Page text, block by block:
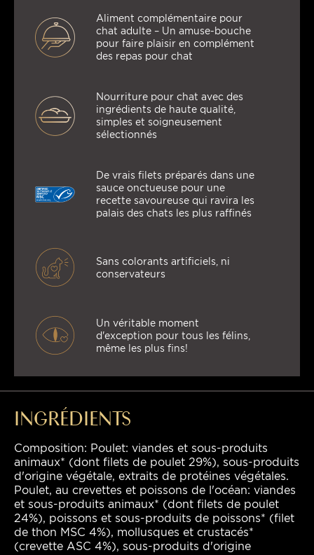
Aliment complémentaire pour
chat adulte – Un amuse-bouche
pour faire plaisir en complément
des repas pour chat
Nourriture pour chat avec des
ingrédients de haute qualité,
simples et soigneusement
sélectionnés
De vrais filets préparés dans une
sauce onctueuse pour une
recette savoureuse qui ravira les
palais des chats les plus raffinés
Sans colorants artificiels, ni
conservateurs
Un véritable moment
d'exception pour tous les félins,
même les plus fins!
INGRÉDIENTS
Composition: Poulet: viandes et sous-produits
animaux* (dont filets de poulet 29%), sous-produits
d'origine végétale, extraits de protéines végétales.
Poulet, au crevettes et poissons de l'océan: viandes
et sous-produits animaux* (dont filets de poulet
24%), poissons et sous-produits de poissons* (filet
de thon MSC 4%), mollusques et crustacés*
(crevette ASC 4%), sous-produits d'origine